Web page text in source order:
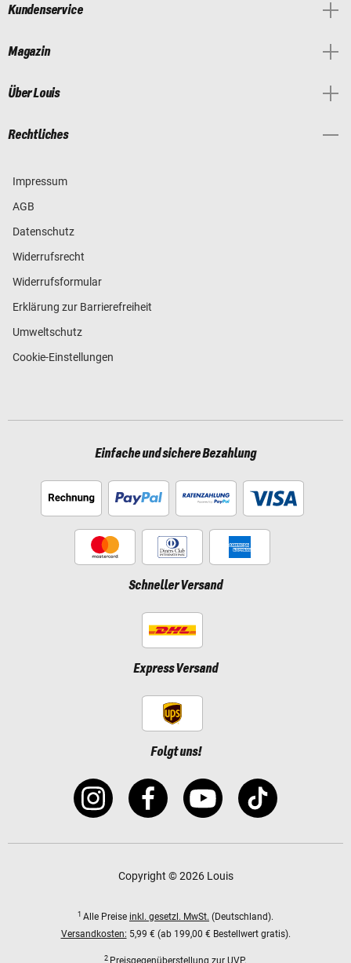
Kundenservice
Magazin
Über Louis
Rechtliches
Impressum
AGB
Datenschutz
Widerrufsrecht
Widerrufsformular
Erklärung zur Barrierefreiheit
Umweltschutz
Cookie-Einstellungen
Einfache und sichere Bezahlung
Schneller Versand
Express Versand
Folgt uns!
Copyright © 2026 Louis
1 Alle Preise inkl. gesetzl. MwSt. (Deutschland).
Versandkosten: 5,99 € (ab 199,00 € Bestellwert gratis).
2